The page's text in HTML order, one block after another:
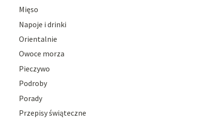
Mięso
Napoje i drinki
Orientalnie
Owoce morza
Pieczywo
Podroby
Porady
Przepisy świąteczne